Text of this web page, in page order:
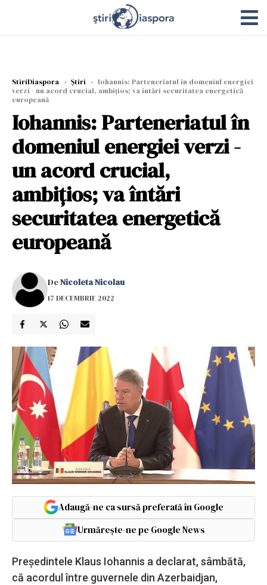
StiriDiaspora › Știri › Iohannis: Parteneriatul în domeniul energiei
verzi - un acord crucial, ambiţios; va întări securitatea energetică
europeană
Iohannis: Parteneriatul în
domeniul energiei verzi -
un acord crucial,
ambiţios; va întări
securitatea energetică
europeană
DeNicoleta Nicolau
17 DECEMBRIE 2022
Adaugă-ne ca sursă preferată în Google
Urmărește-ne pe Google News
Preşedintele Klaus Iohannis a declarat, sâmbătă,
că acordul între guvernele din Azerbaidjan,